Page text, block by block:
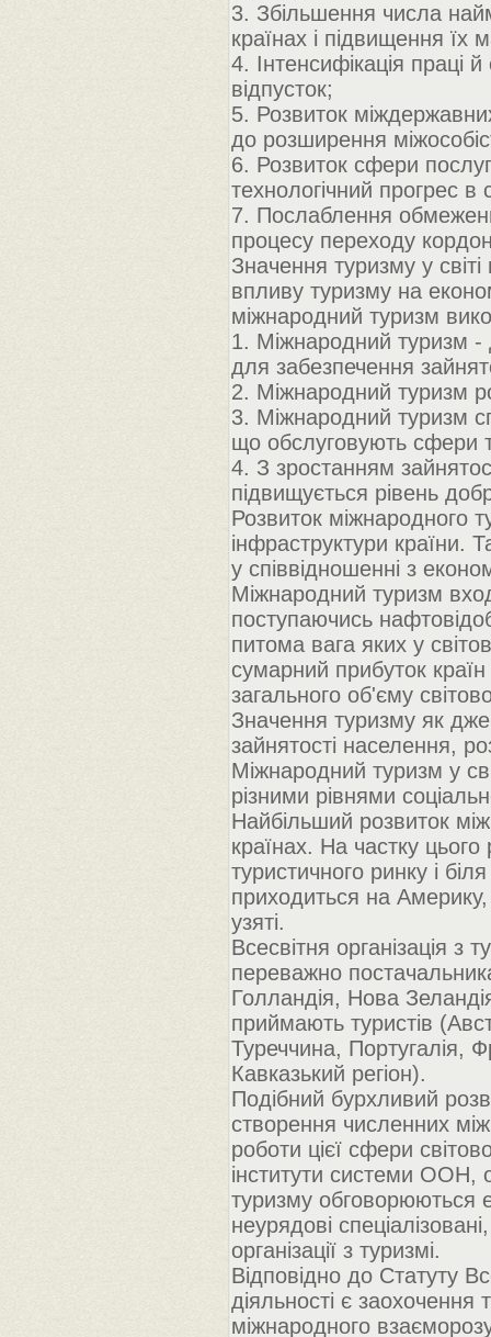
3. Збільшення числа
країнах і підвищення їх
4. Інтенсифікація
відпусток;
5. Розвиток
до розширення
6. Розвиток сфери
технологічний прогрес в
7. Послаблення
процесу переходу
Значення туризму у
впливу туризму на
міжнародний туризм
1. Міжнародний туризм -
для забезпечення
2. Міжнародний туризм
3. Міжнародний туризм
що обслуговують сфери
4. З зростанням
підвищується рівень
Розвиток міжнародного
інфраструктури країни.
у співвідношенні з
Міжнародний туризм
поступаючись
питома вага яких у
сумарний прибуток
загального об'єму
Значення туризму як
зайнятості населення,
Міжнародний туризм у
різними рівнями
Найбільший розвиток
країнах. На частку
туристичного ринку і
приходиться на
узяті.
Всесвітня організація з
переважно
Голландія, Нова
приймають туристів
Туреччина, Португалія,
Кавказький регіон).
Подібний бурхливий
створення численних
роботи цієї сфери
інститути системи ООН,
туризму обговорюються
неурядові
організації з туризмі.
Відповідно до Статуту
діяльності є заохочення
міжнародного